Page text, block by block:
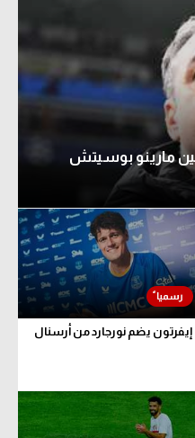
مارينو بوسيتش
إيفرتون يضم نورجارد من أرسنال